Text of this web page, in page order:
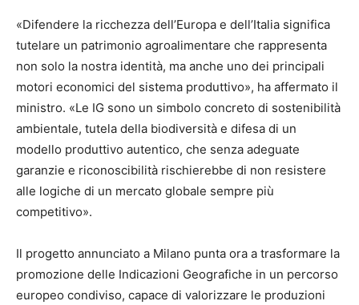
«Difendere la ricchezza dell’Europa e dell’Italia significa
tutelare un patrimonio agroalimentare che rappresenta
non solo la nostra identità, ma anche uno dei principali
motori economici del sistema produttivo», ha affermato il
ministro. «Le IG sono un simbolo concreto di sostenibilità
ambientale, tutela della biodiversità e difesa di un
modello produttivo autentico, che senza adeguate
garanzie e riconoscibilità rischierebbe di non resistere
alle logiche di un mercato globale sempre più
competitivo».
Il progetto annunciato a Milano punta ora a trasformare la
promozione delle Indicazioni Geografiche in un percorso
europeo condiviso, capace di valorizzare le produzioni